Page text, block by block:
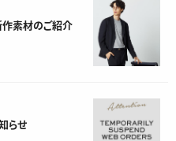
作素材のご紹介
らせ